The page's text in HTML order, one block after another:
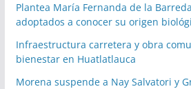
Plantea María Fernanda de la
adoptados a conocer su origen
Infraestructura carretera y obra
bienestar en Huatlatlauca
Morena suspende a Nay Salvatori y